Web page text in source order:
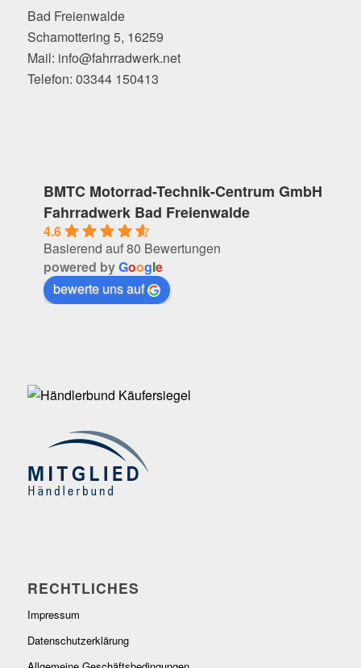
Bad Freienwalde
Schamottering 5, 16259
Mail: info@fahrradwerk.net
Telefon: 03344 150413
BMTC Motorrad-Technik-Centrum GmbH
Fahrradwerk Bad Freienwalde
4.6
Basierend auf 80 Bewertungen
powered byGoogle
bewerte uns auf
RECHTLICHES
Impressum
Datenschutzerklärung